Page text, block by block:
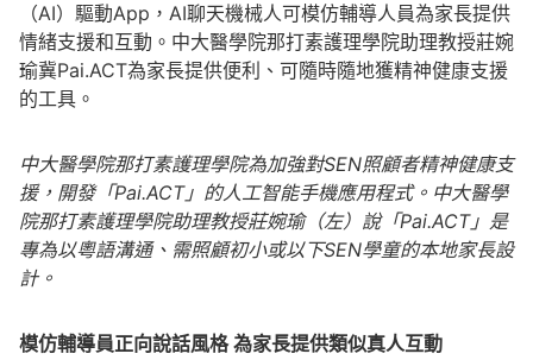
（AI）驅動App，AI聊天機械人可模仿輔導人員為家長提供
情緒支援和互動。中大醫學院那打素護理學院助理教授莊婉
瑜冀Pai.ACT為家長提供便利、可隨時隨地獲精神健康支援
的工具。
中大醫學院那打素護理學院為加強對SEN照顧者精神健康支
援，開發「Pai.ACT」的人工智能手機應用程式。中大醫學
院那打素護理學院助理教授莊婉瑜（左）說「Pai.ACT」是
專為以粵語溝通、需照顧初小或以下SEN學童的本地家長設
計。
模仿輔導員正向說話風格 為家長提供類似真人互動